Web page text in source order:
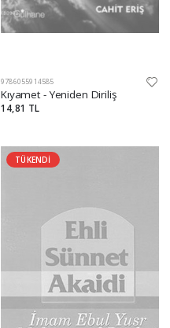
9786055914585
Kıyamet - Yeniden Diriliş
14,81 TL
TÜKENDİ